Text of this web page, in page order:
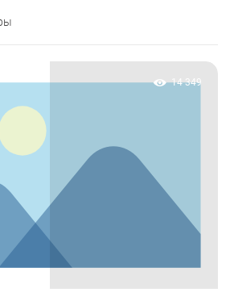
14 349